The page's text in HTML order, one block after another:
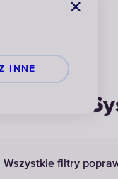
INNЕ
Wszystkie filtry